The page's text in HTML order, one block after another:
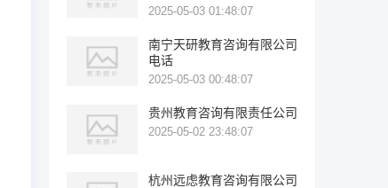
2025-05-03 01:48:07
南宁天研教育咨询有限公司
电话
2025-05-03 00:48:07
贵州教育咨询有限责任公司
2025-05-02 23:48:07
杭州远虑教育咨询有限公司